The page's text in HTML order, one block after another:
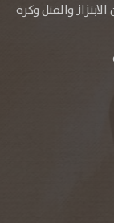
والقتل وكرة